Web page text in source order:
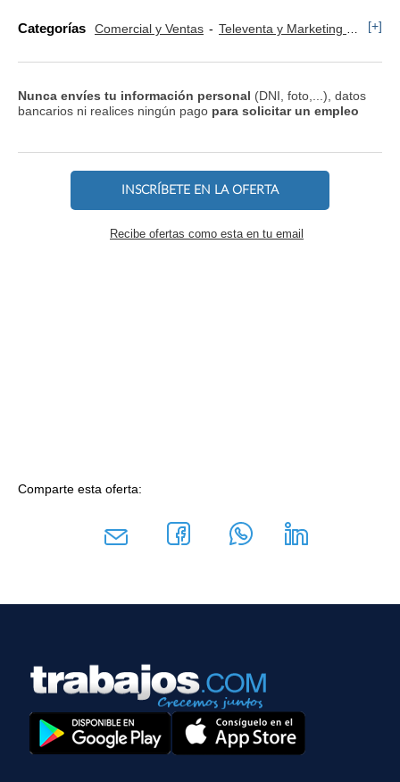
Categorías Comercial y Ventas Televenta y Marketing Telefónico [+]
Nunca envíes tu información personal (DNI, foto,...), datos
bancarios ni realices ningún pago para solicitar un empleo
INSCRÍBETE EN LA OFERTA
Recibe ofertas como esta en tu email
Comparte esta oferta: